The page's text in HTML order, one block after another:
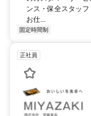
ンス・保全スタッ
お仕...
固定時間制
正社員